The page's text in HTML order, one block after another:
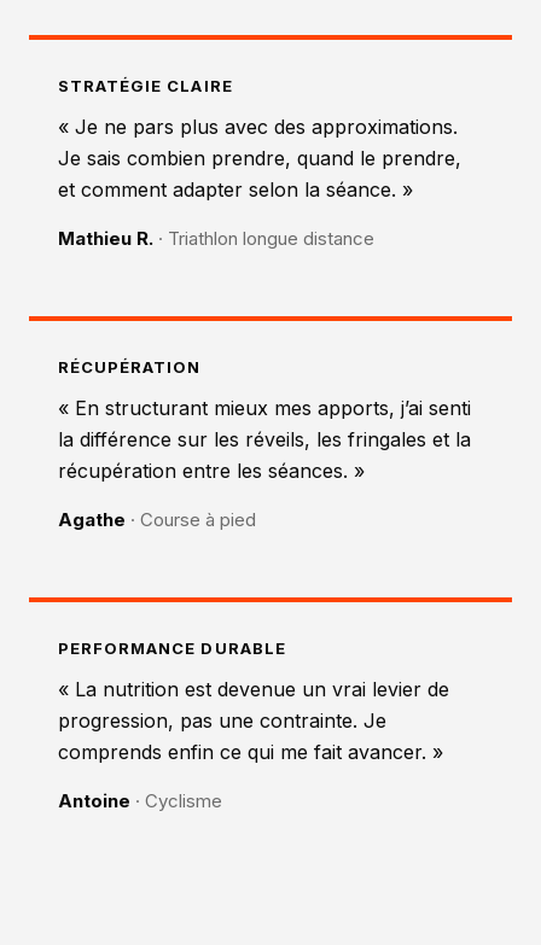
STRATÉGIE CLAIRE
« Je ne pars plus avec des approximations.
Je sais combien prendre, quand le prendre,
et comment adapter selon la séance. »
Mathieu R. · Triathlon longue distance
RÉCUPÉRATION
« En structurant mieux mes apports, j’ai senti
la différence sur les réveils, les fringales et la
récupération entre les séances. »
Agathe · Course à pied
PERFORMANCE DURABLE
« La nutrition est devenue un vrai levier de
progression, pas une contrainte. Je
comprends enfin ce qui me fait avancer. »
Antoine · Cyclisme